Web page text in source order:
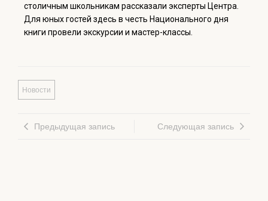
столичным школьникам рассказали эксперты Центра.
Для юных гостей здесь в честь Национального дня
книги провели экскурсии и мастер-классы.
Новости
Предыдущая запись Следующая запись